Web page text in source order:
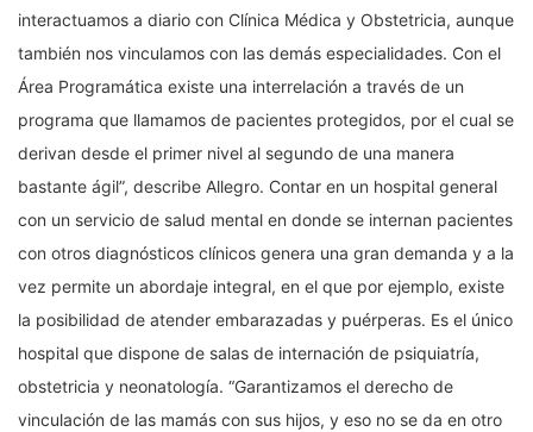
interactuamos a diario con Clínica Médica y Obstetricia, aunque
también nos vinculamos con las demás especialidades. Con el
Área Programática existe una interrelación a través de un
programa que llamamos de pacientes protegidos, por el cual se
derivan desde el primer nivel al segundo de una manera
bastante ágil”, describe Allegro. Contar en un hospital general
con un servicio de salud mental en donde se internan pacientes
con otros diagnósticos clínicos genera una gran demanda y a la
vez permite un abordaje integral, en el que por ejemplo, existe
la posibilidad de atender embarazadas y puérperas. Es el único
hospital que dispone de salas de internación de psiquiatría,
obstetricia y neonatología. “Garantizamos el derecho de
vinculación de las mamás con sus hijos, y eso no se da en otro